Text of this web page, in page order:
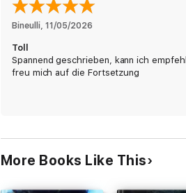
ich bin nicht mehr als ein Schmetterling,
Bineulli, 11/05/2026
Toll
Spannend geschrieben, kann ich
freu mich auf die Fortsetzung
More Books Like This